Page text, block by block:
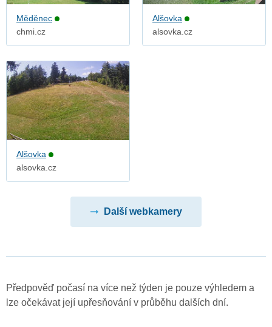
Měděnec
chmi.cz
Alšovka
alsovka.cz
Alšovka
alsovka.cz
Další webkamery
Předpověď počasí na více než týden je pouze výhledem a
lze očekávat její upřesňování v průběhu dalších dní.